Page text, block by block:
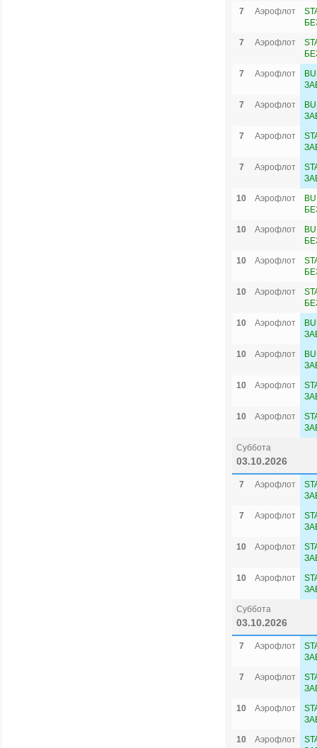
7
Аэрофлот
7
Аэрофлот
7
Аэрофлот
7
Аэрофлот
7
Аэрофлот
7
Аэрофлот
10
Аэрофлот
10
Аэрофлот
10
Аэрофлот
10
Аэрофлот
10
Аэрофлот
10
Аэрофлот
10
Аэрофлот
10
Аэрофлот
Суббота
03.10.2026
7 Аэрофлот
7
Аэрофлот
10
Аэрофлот
10
Аэрофлот
Суббота
03.10.2026
7 Аэрофлот
7
Аэрофлот
10
Аэрофлот
10
Аэрофлот